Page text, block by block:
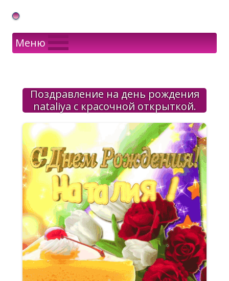
Gif Открытки в подарок
Меню
Поздравление на день рождения
nataliya с красочной открыткой.